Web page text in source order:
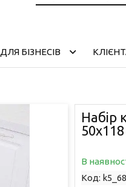
ДЛЯ БІЗНЕСІВ
Набір
В
Код: